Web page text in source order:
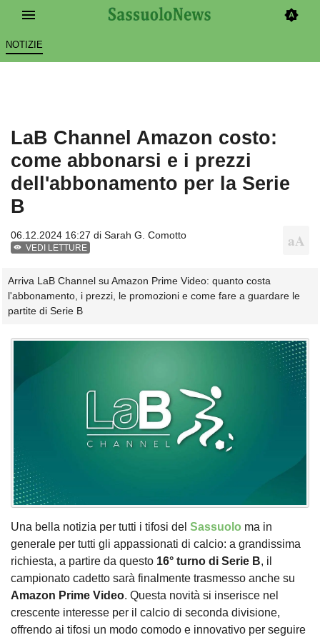
NOTIZIE
LaB Channel Amazon costo:
come abbonarsi e i prezzi
dell'abbonamento per la Serie
B
06.12.2024 16:27 di Sarah G. Comotto
VEDI LETTURE
Arriva LaB Channel su Amazon Prime Video: quanto costa
l'abbonamento, i prezzi, le promozioni e come fare a guardare le
partite di Serie B
Una bella notizia per tutti i tifosi del Sassuolo ma in
generale per tutti gli appassionati di calcio: a grandissima
richiesta, a partire da questo 16° turno di Serie B, il
campionato cadetto sarà finalmente trasmesso anche su
Amazon Prime Video. Questa novità si inserisce nel
crescente interesse per il calcio di seconda divisione,
offrendo ai tifosi un modo comodo e innovativo per seguire